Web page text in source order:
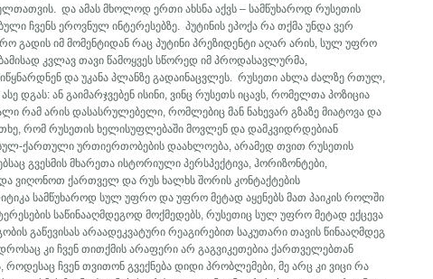
და ამას მხოლოდ ერთი ახსნა აქვს – სამწუხაროდ რუსეთის
ჩვენს ეროვნულ ინტერესებზე. პუტინის ეპოქა რა თქმა უნდა ვერ
გადის იმ მომენტიდან რაც პუტინი პრეზიდენტი აღარ არის, სულ უფრო
კვლავ თავი წამოყვეს სწორედ იმ პროდასავლურმა,
და უკანა პლანზე გადაინაცვლეს. რუსეთი ახლა ძალზე რთულ,
დგას: ან გაიმარჯვებენ ისინი, ვინც რუსეთს იცავს, რომელთა პოზიცია
რამ არის დასასრულებელი, რომლებიც მან ნახევარ გზაზე მიატოვა და
რომ რუსეთის ხელისუფლებაში მოვლენ და დამკვიდრდებიან
ქართული ურთიერთობების დაახლოება, არამედ თვით რუსეთის
გვესმის მხარეთა ისტორიული პერსპექტივა, ჰორიზონტები,
ვიღონოთ ქართველ და რუს ხალხს შორის კონტაქტების
სამწუხაროდ სულ უფრო და უფრო მეტად აყენებს მათ პაიკის როლში
საწინააღმდეგოდ მოქმედებს, რუსეთიც სულ უფრო მეტად ექცევა
გაწევისას არაადეკვატური რეაგირებით საკუთარი თავის წინააღმდეგ
კი ჩვენ თითქმის არაფერი არ გაგვიკეთებია ქართველებთან
ჩვენ თვითონ გვექნება დიდი პრობლემები, მე არც კი ვიცი რა